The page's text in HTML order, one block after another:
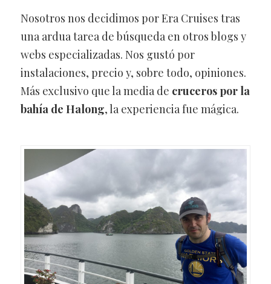
Nosotros nos decidimos por Era Cruises tras
una ardua tarea de búsqueda en otros blogs y
webs especializadas. Nos gustó por
instalaciones, precio y, sobre todo, opiniones.
Más exclusivo que la media de cruceros por la
bahía de Halong, la experiencia fue mágica.